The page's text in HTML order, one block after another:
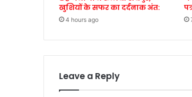
खुशियों के सफर का दर्दनाक अंत:
4 hours ago
Leave a Reply